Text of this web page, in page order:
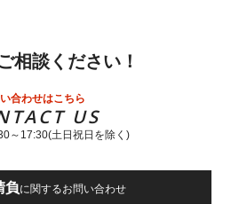
相談ください！
合わせはこちら
US
～17:30(土日祝日を除く)
負に関するお問い合わせ